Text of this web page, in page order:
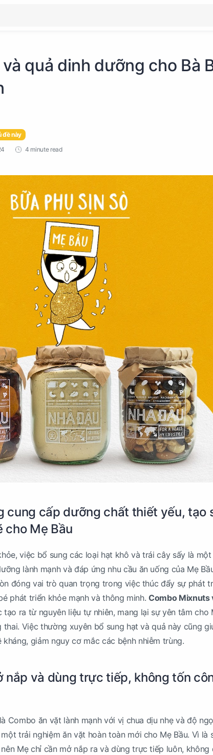
quả dinh dưỡng cho Bà
đề này
4 minute read
cung cấp dưỡng chất thiết yếu, tạo
cho Mẹ Bầu
việc bổ sung các loại hạt khô và trái cây sấy là
lành mạnh và đáp ứng nhu cầu ăn uống của Mẹ
đóng vai trò quan trọng trong việc thúc đẩy sự phát
phát triển khỏe mạnh và thông minh.Combo Mixnuts
tạo ra từ nguyên liệu tự nhiên, mang lại sự yên tâm cho
Việc thường xuyên bổ sung hạt và quả này cũng
giảm nguy cơ mắc các bệnh nhiễm trùng.
nắp và dùng trực tiếp, không tốn
Combo ăn vặt lành mạnh với vị chua dịu nhẹ và độ
trải nghiệm ăn vặt hoàn toàn mới cho Mẹ Bầu. Vì là
Mẹ chỉ cần mở nắp ra và dùng trực tiếp luôn, không